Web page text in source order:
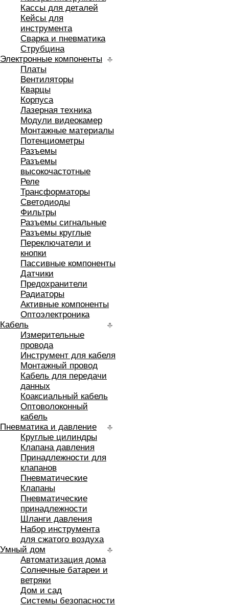
Кассы для деталей
Кейсы для
инструмента
Сварка и пневматика
Струбцина
Электронные компоненты
Платы
Вентиляторы
Кварцы
Корпуса
Лазерная техника
Модули видеокамер
Монтажные материалы
Потенциометры
Разъемы
Разъемы
высокочастотные
Реле
Трансформаторы
Светодиоды
Фильтры
Разъемы сигнальные
Разъемы круглые
Переключатели и
кнопки
Пассивные компоненты
Датчики
Предохранители
Радиаторы
Активные компоненты
Оптоэлектроника
Кабель
Измерительные
провода
Инструмент для кабеля
Монтажный провод
Кабель для передачи
данных
Коаксиальный кабель
Оптоволоконный
кабель
Пневматика и давление
Круглые цилиндры
Клапана давления
Принадлежности для
клапанов
Пневматические
Клапаны
Пневматические
принадлежности
Шланги давления
Набор инструмента
для сжатого воздуха
Умный дом
Автоматизация дома
Солнечные батареи и
ветряки
Дом и сад
Системы безопасности